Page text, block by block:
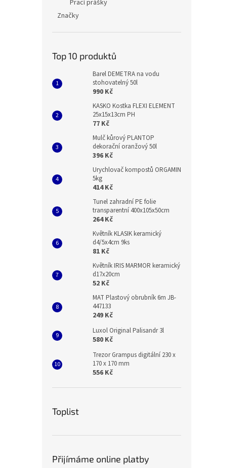
Prací prášky
Značky
Top 10 produktů
Barel DEMETRA na vodu
stohovatelný 50l
990 Kč
KASKO Kostka FLEXI ELEMENT
25x15x13cm PH
77 Kč
Mulč kůrový PLANTOP
dekorační oranžový 50l
396 Kč
Urychlovač kompostů ORGAMIN
5kg
414 Kč
Tunel zahradní PE folie
transparentní 400x105x50cm
264 Kč
Květník KLASIK keramický
d4/5x4cm 9ks
81 Kč
Květník IRIS MARMOR keramický
d17x20cm
52 Kč
MAT Plastový obrubník 6m JB-
447133
249 Kč
Luxol Original Palisandr 3l
580 Kč
Trezor Grampus digitální 230 x
170 x 170 mm
556 Kč
Toplist
Přijímáme online platby